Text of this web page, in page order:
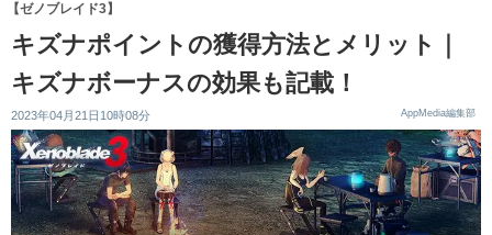
【ゼノブレイド3】
キズナポイントの獲得方法とメリット｜
キズナボーナスの効果も記載！
2023年04月21日10時08分 AppMedia編集部